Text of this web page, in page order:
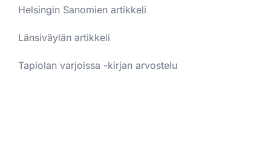
Helsingin Sanomien artikkeli
Länsiväylän artikkeli
Tapiolan varjoissa -kirjan arvostelu